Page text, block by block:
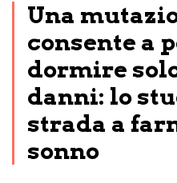
Una
consente a
dormire
danni: lo
strada a
sonno